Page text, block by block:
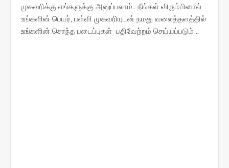
முகவரிக்கு எங்களுக்கு அனுப்பலாம்.. நீங்கள் விரும்பினால்
உங்களின் பெயர், பள்ளி முகவரியுடன் நமது வலைத்தளத்தில்
உங்களின் சொந்த படைப்புகள் பதிவேற்றம் செய்யப்படும் ..